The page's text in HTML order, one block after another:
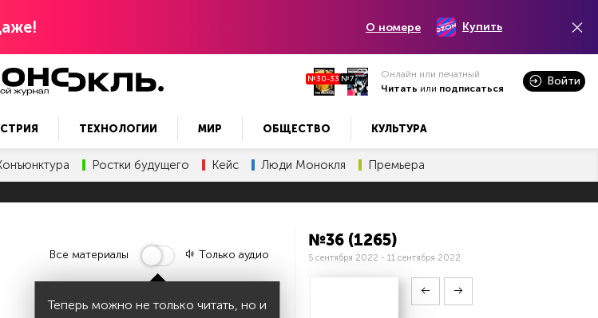
О номере Купить
№30-33 №7
Онлайн или печатный
Читать или подписаться
Войти
ТЕХНОЛОГИИ МИР ОБЩЕСТВО КУЛЬТУРА
Ростки будущего Кейс Люди Монокля Премьера
Все материалы
Теперь можно не только читать, но и
Только аудио
№36 (1265)
5 сентября 2022 - 11 сентября 2022